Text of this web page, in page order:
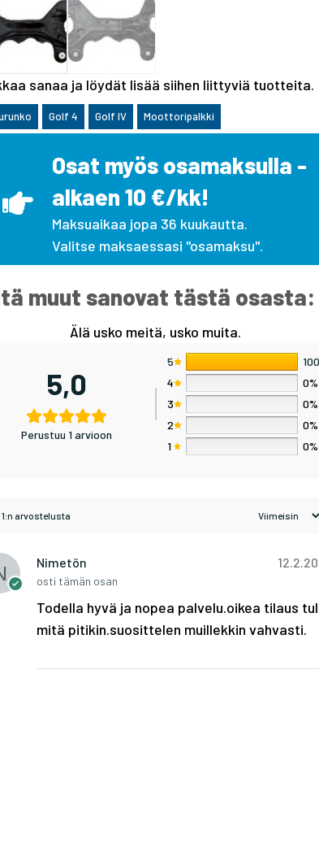
sanaa ja löydät lisää siihen liittyviä tuotteita.
Golf 4 Golf IV Moottoripalkki
Osat myös osamaksulla -
alkaen 10 €/kk!
Maksuaikaa jopa 36 kuukautta.
Valitse maksaessasi "osamaksu".
muut sanovat tästä osasta:
Älä usko meitä, usko muita.
5,0
Perustuu 1 arvioon
5
4
0%
3
0%
2
0%
1
0%
1:n arvostelusta
Nimetön
osti tämän osan
Todella hyvä ja nopea palvelu.oikea tilaus
mitä pitikin.suosittelen muillekkin vahvasti.